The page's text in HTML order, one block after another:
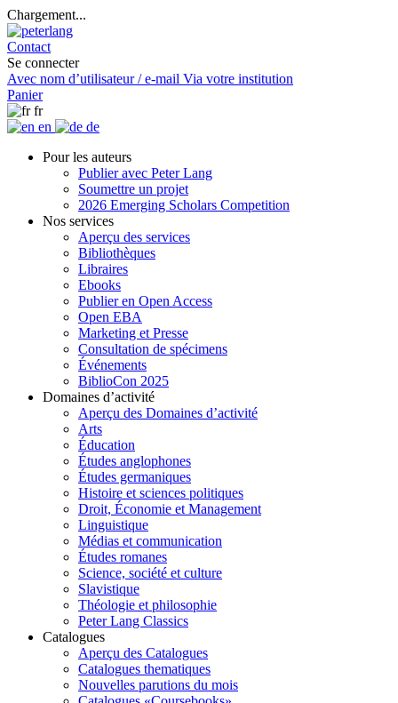
Chargement...
Contact
Se connecter
Avec nom d’utilisateur / e-mail Via votre institution
Panier
fr
en
de
Pour les auteurs
Publier avec Peter Lang
Soumettre un projet
2026 Emerging Scholars Competition
Nos services
Aperçu des services
Bibliothèques
Libraires
Ebooks
Publier en Open Access
Open EBA
Marketing et Presse
Consultation de spécimens
Événements
BiblioCon 2025
Domaines d’activité
Aperçu des Domaines d’activité
Arts
Éducation
Études anglophones
Études germaniques
Histoire et sciences politiques
Droit, Économie et Management
Linguistique
Médias et communication
Études romanes
Science, société et culture
Slavistique
Théologie et philosophie
Peter Lang Classics
Catalogues
Aperçu des Catalogues
Catalogues thematiques
Nouvelles parutions du mois